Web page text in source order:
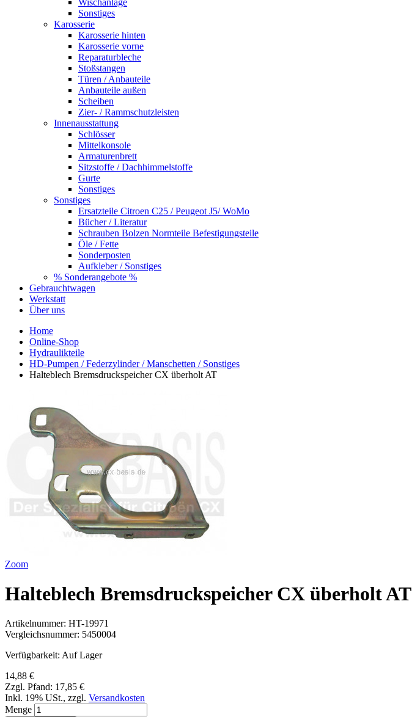
Sonstiges
Karosserie
Karosserie hinten
Karosserie vorne
Reparaturbleche
Stoßstangen
Türen / Anbauteile
Anbauteile außen
Scheiben
Zier- / Rammschutzleisten
Innenausstattung
Schlösser
Mittelkonsole
Armaturenbrett
Sitzstoffe / Dachhimmelstoffe
Gurte
Sonstiges
Sonstiges
Ersatzteile Citroen C25 / Peugeot J5/ WoMo
Bücher / Literatur
Schrauben Bolzen Normteile Befestigungsteile
Öle / Fette
Sonderposten
Aufkleber / Sonstiges
% Sonderangebote %
Gebrauchtwagen
Werkstatt
Über uns
Home
Online-Shop
Hydraulikteile
HD-Pumpen / Federzylinder / Manschetten / Sonstiges
Halteblech Bremsdruckspeicher CX überholt AT
Zoom
Halteblech Bremsdruckspeicher CX überholt AT
Artikelnummer: HT-19971
Vergleichsnummer: 5450004
Verfügbarkeit: Auf Lager
14,88 €
Zzgl. Pfand: 17,85 €
Inkl. 19% USt., zzgl. Versandkosten
Menge